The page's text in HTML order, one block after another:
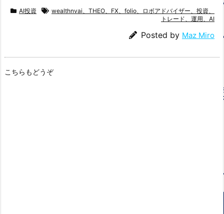
AI投資
wealthnvai、THEO、FX、folio、ロボアドバイザー、投資、
トレード、運用、AI
Posted by Maz Miro
こちらもどうぞ